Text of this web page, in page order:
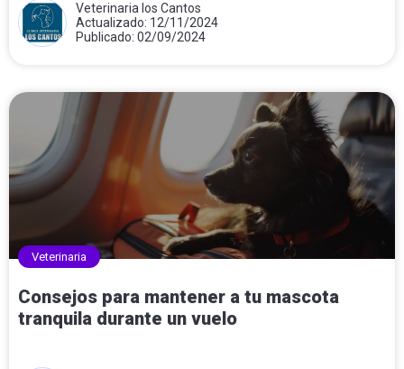
Veterinaria los Cantos
Actualizado: 12/11/2024
Publicado: 02/09/2024
Veterinaria
Consejos para mantener a tu mascota
tranquila durante un vuelo